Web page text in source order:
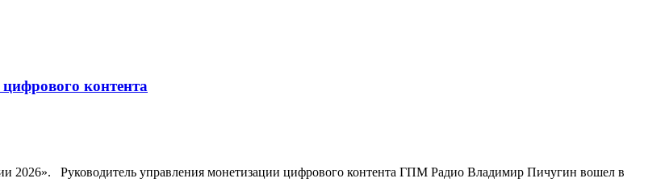
контента
2026». Руководитель управления монетизации цифрового контента ГПМ Радио Владимир Пичугин вошел в